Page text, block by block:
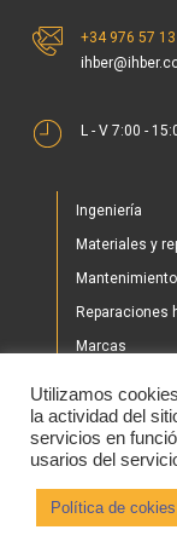
+34 976 57
L - V 7:00 -
Ingeniería
Materiales y
Mantenimiento
Reparaciones
Marcas
Tienda
Noticias
Utilizamos
la actividad del
servicios en
usarios del
Política de cokies